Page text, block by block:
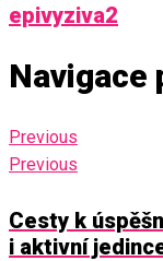
epivyziva2
Navigace
Previous
Previous
Cesty k
i aktivní